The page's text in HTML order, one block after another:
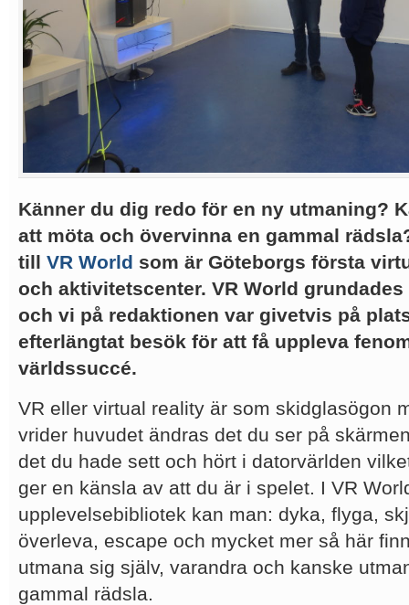
Känner du dig redo för en ny utmaning?
att möta och övervinna en gammal
till VR World som är Göteborgs första
och aktivitetscenter. VR World grundades
och vi på redaktionen var givetvis på
efterlängtat besök för att få uppleva
världssuccé.
VR eller virtual reality är som skidglasögon
vrider huvudet ändras det du ser på
det du hade sett och hört i datorvärlden
ger en känsla av att du är i spelet. I VR
upplevelsebibliotek kan man: dyka, flyga,
överleva, escape och mycket mer så här
utmana sig själv, varandra och kanske
gammal rädsla.